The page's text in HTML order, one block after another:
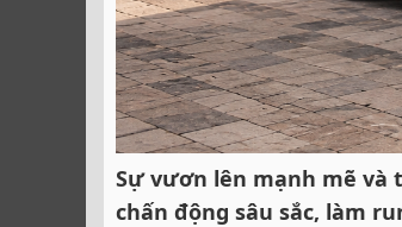
Sự vươn lên mạnh mẽ và
chấn động sâu sắc, làm